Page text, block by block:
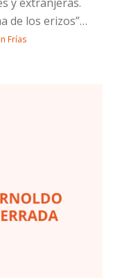
de los erizos”
Frías